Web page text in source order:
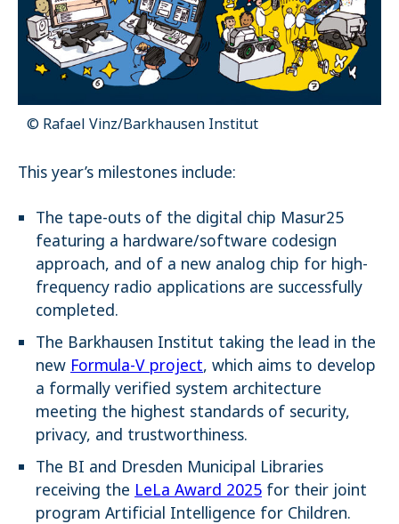
© Rafael Vinz/Barkhausen Institut
This year’s milestones include:
The tape-outs of the digital chip Masur25
featuring a hardware/software codesign
approach, and of a new analog chip for high-
frequency radio applications are successfully
completed.
The Barkhausen Institut taking the lead in the
new Formula-V project, which aims to develop
a formally verified system architecture
meeting the highest standards of security,
privacy, and trustworthiness.
The BI and Dresden Municipal Libraries
receiving the LeLa Award 2025 for their joint
program Artificial Intelligence for Children.
_pk_ses.1.4143